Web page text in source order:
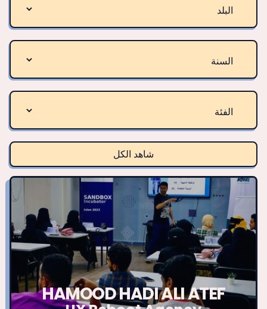
شاهد الكل
HAMOOD HADI ALI ATEF